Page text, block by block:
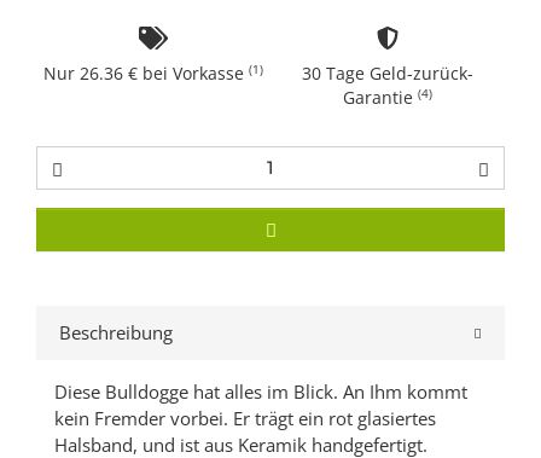
Nur 26.36 € bei Vorkasse (1)
30 Tage Geld-zurück-
Garantie (4)
Beschreibung
Diese Bulldogge hat alles im Blick. An Ihm kommt
kein Fremder vorbei. Er trägt ein rot glasiertes
Halsband, und ist aus Keramik handgefertigt.